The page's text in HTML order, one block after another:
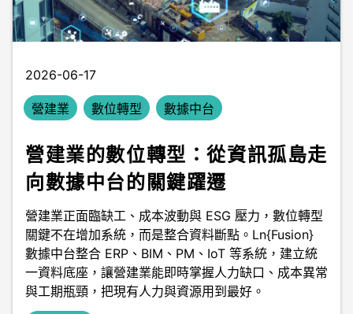
2026-06-17
營建業 數位轉型 數據中台
營建業的數位轉型：從資訊孤島走
向數據中台的關鍵躍遷
營建業正面臨缺工、成本波動與 ESG 壓力，數位轉型
關鍵不在增加系統，而是整合資料斷點。Ln{Fusion}
數據中台整合 ERP、BIM、PM、IoT 等系統，建立統
一資料底座，讓營建業能即時掌握人力缺口、成本異常
與工期瓶頸，把現有人力與資源用到最好。